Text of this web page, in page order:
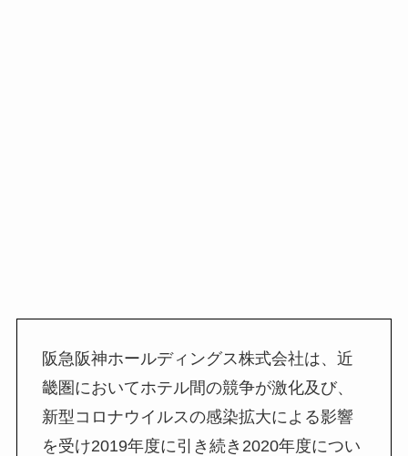
阪急阪神ホールディングス株式会社は、近
畿圏においてホテル間の競争が激化及び、
新型コロナウイルスの感染拡大による影響
を受け2019年度に引き続き2020年度につい